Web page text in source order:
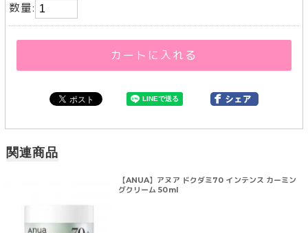
数量:
カートに入れる
関連商品
【ANUA】アヌア ドクダミ70 インテンス カーミン
グクリーム 50ml